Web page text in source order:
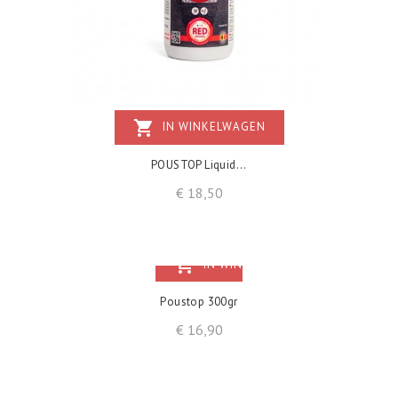
shopping_cart IN WINKELWAGEN
POUSTOP Liquid...
€ 18,50Prijs
shopping_cart IN WINKELWAGEN
Poustop 300gr
€ 16,90Prijs